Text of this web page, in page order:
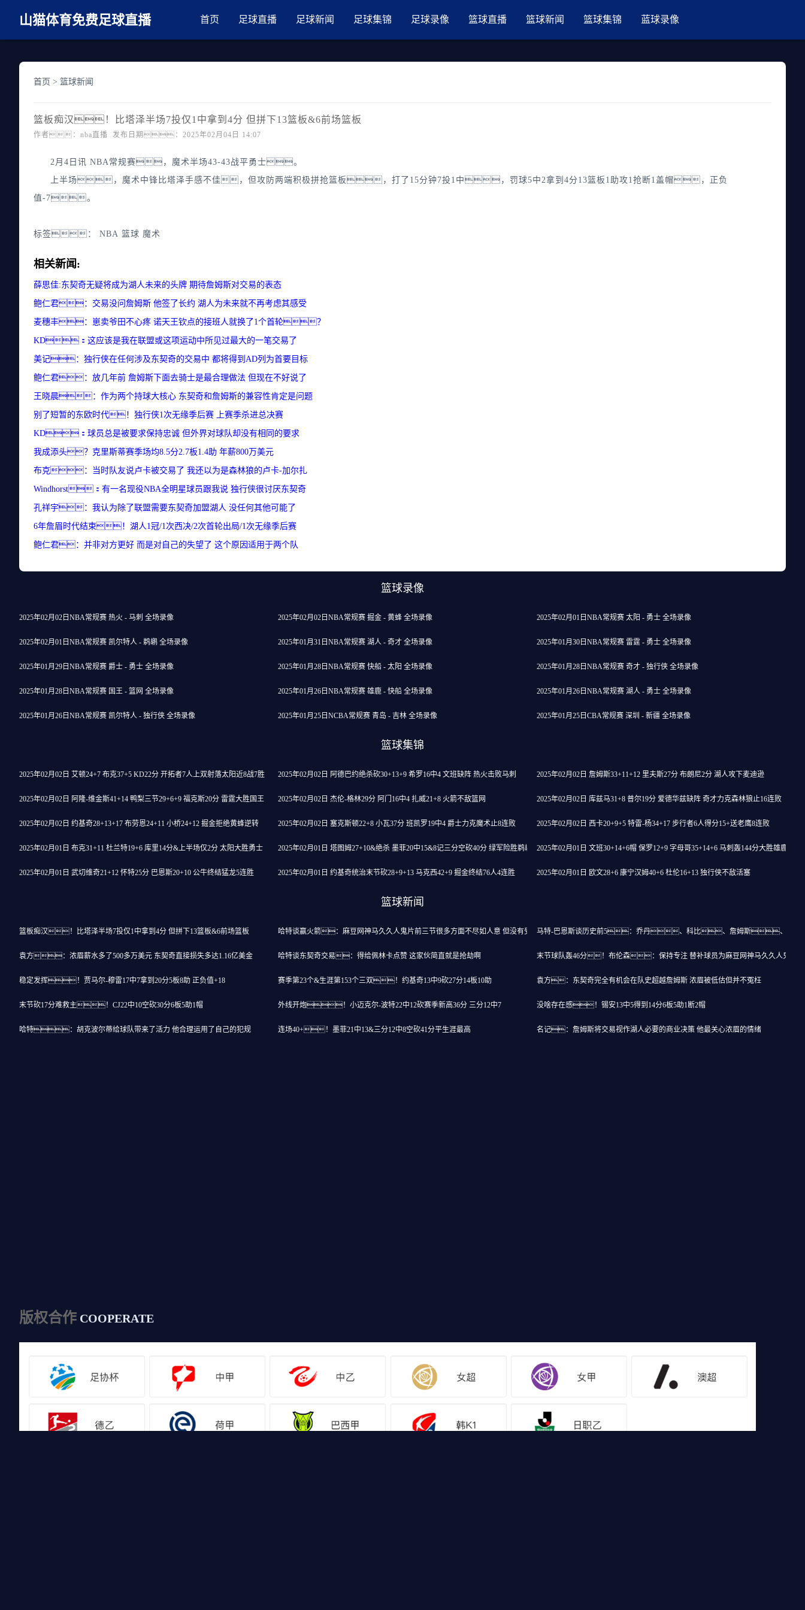
山猫体育免费足球直播 首页 足球直播 足球新闻 足球集锦 足球录像 篮球直播 篮球新闻 篮球集锦 蓝球录像
首页 > 篮球新闻
篮板痴汉！比塔泽半场7投仅1中拿到4分 但拼下13篮板&6前场篮板
作者：nba直播 发布日期：2025年02月04日 14:07
2月4日讯 NBA常规赛，魔术半场43-43战平勇士。
上半场，魔术中锋比塔泽手感不佳，但攻防两端积极拼抢篮板，打了15分钟7投1中，罚球5中2拿到4分13篮板1助攻1抢断1盖帽，正负
值-7。
标签： NBA 篮球 魔术
相关新闻:
薛思佳:东契奇无疑将成为湖人未来的头牌 期待詹姆斯对交易的表态
鲍仁君：交易没问詹姆斯 他签了长约 湖人为未来就不再考虑其感受
麦穗丰：崽卖爷田不心疼 诺天王钦点的接班人就换了1个首轮？
KD：这应该是我在联盟或这项运动中所见过最大的一笔交易了
美记：独行侠在任何涉及东契奇的交易中 都将得到AD列为首要目标
鲍仁君：放几年前 詹姆斯下面去骑士是最合理做法 但现在不好说了
王晓晨：作为两个持球大核心 东契奇和詹姆斯的兼容性肯定是问题
别了短暂的东欧时代！独行侠1次无缘季后赛 上赛季杀进总决赛
KD：球员总是被要求保持忠诚 但外界对球队却没有相同的要求
我成添头？克里斯蒂赛季场均8.5分2.7板1.4助 年薪800万美元
布克：当时队友说卢卡被交易了 我还以为是森林狼的卢卡-加尔扎
Windhorst：有一名现役NBA全明星球员跟我说 独行侠很讨厌东契奇
孔祥宇：我认为除了联盟需要东契奇加盟湖人 没任何其他可能了
6年詹眉时代结束！湖人1冠/1次西决/2次首轮出局/1次无缘季后赛
鲍仁君：并非对方更好 而是对自己的失望了 这个原因适用于两个队
篮球录像
2025年02月02日NBA常规赛 热火 - 马刺 全场录像 2025年02月02日NBA常规赛 掘金 - 黄蜂 全场录像 2025年02月01日NBA常规赛 太阳 - 勇士 全场录像
2025年02月01日NBA常规赛 凯尔特人 - 鹈鹕 全场录像 2025年01月31日NBA常规赛 湖人 - 奇才 全场录像 2025年01月30日NBA常规赛 雷霆 - 勇士 全场录像
2025年01月29日NBA常规赛 爵士 - 勇士 全场录像 2025年01月28日NBA常规赛 快船 - 太阳 全场录像 2025年01月28日NBA常规赛 奇才 - 独行侠 全场录像
2025年01月28日NBA常规赛 国王 - 篮网 全场录像 2025年01月26日NBA常规赛 雄鹿 - 快船 全场录像 2025年01月26日NBA常规赛 湖人 - 勇士 全场录像
2025年01月26日NBA常规赛 凯尔特人 - 独行侠 全场录像 2025年01月25日NCBA常规赛 青岛 - 吉林 全场录像 2025年01月25日CBA常规赛 深圳 - 新疆 全场录像
篮球集锦
2025年02月02日 艾顿24+7 布克37+5 KD22分 开拓者7人上双射落太阳近8战7胜 2025年02月02日 阿德巴约绝杀砍30+13+9 希罗16中4 文班缺阵 热火击败马刺 2025年02月02日 詹姆斯33+11+12 里夫斯27分 布朗尼2分 湖人攻下麦迪逊
2025年02月02日 阿隆-维金斯41+14 鸭梨三节29+6+9 福克斯20分 雷霆大胜国王 2025年02月02日 杰伦-格林29分 阿门16中4 扎威21+8 火箭不敌篮网 2025年02月02日 库兹马31+8 普尔19分 爱德华兹缺阵 奇才力克森林狼止16连败
2025年02月02日 约基奇28+13+17 布劳恩24+11 小桥24+12 掘金拒绝黄蜂逆转 2025年02月02日 塞克斯顿22+8 小瓦37分 班凯罗19中4 爵士力克魔术止8连败 2025年02月02日 西卡20+9+5 特雷-杨34+17 步行者6人得分15+送老鹰8连败
2025年02月01日 布克31+11 杜兰特19+6 库里14分&上半场仅2分 太阳大胜勇士 2025年02月01日 塔图姆27+10&绝杀 墨菲20中15&8记三分空砍40分 绿军险胜鹈鹕 2025年02月01日 文班30+14+6帽 保罗12+9 字母哥35+14+6 马刺轰144分大胜雄鹿
2025年02月01日 武切维奇21+12 怀特25分 巴恩斯20+10 公牛终结猛龙5连胜 2025年02月01日 约基奇统治末节砍28+9+13 马克西42+9 掘金终结76人4连胜 2025年02月01日 欧文28+6 康宁汉姆40+6 杜伦16+13 独行侠不敌活塞
篮球新闻
篮板痴汉！比塔泽半场7投仅1中拿到4分 但拼下13篮板&6前场篮板 哈特谈赢火箭：麻豆网神马久久人鬼片前三节很多方面不尽如人意 但没有受这些影响马特-巴恩斯谈历史前5：乔丹、科比、詹姆斯、魔
袁方：浓眉薪水多了500多万美元 东契奇直接损失多达1.16亿美金 哈特谈东契奇交易：得给佩林卡点赞 这家伙简直就是抢劫啊 末节球队轰46分！布伦森：保持专注 替补球员为麻豆网神马久久人鬼片带
稳定发挥！贾马尔-穆雷17中7拿到20分5板8助 正负值+18 赛季第23个&生涯第153个三双！约基奇13中9砍27分14板10助 袁方：东契奇完全有机会在队史超越詹姆斯 浓眉被低估但并不冤枉
末节砍17分难救主！CJ22中10空砍30分6板5助1帽 外线开炮！小迈克尔-波特22中12砍赛季新高36分 三分12中7 没啥存在感！锡安13中5得到14分6板5助1断2帽
哈特：胡克波尔蒂给球队带来了活力 他合理运用了自己的犯规 连场40+！墨菲21中13&三分12中8空砍41分平生涯最高 名记：詹姆斯将交易视作湖人必要的商业决策 他最关心浓眉的情绪
版权合作 COOPERATE